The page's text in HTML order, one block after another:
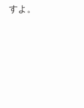
すよ。